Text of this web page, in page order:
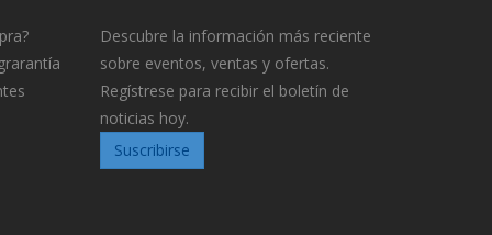
Descubre la información más reciente
sobre eventos, ventas y ofertas.
Regístrese para recibir el boletín de
noticias hoy.
Suscribirse